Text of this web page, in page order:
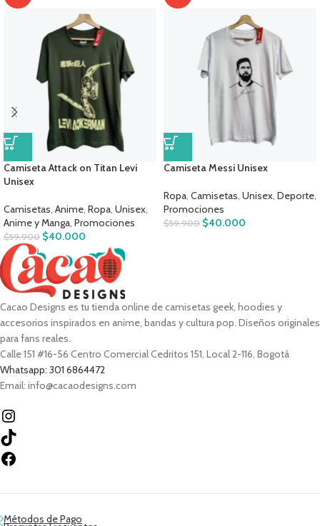
Camiseta Attack on Titan Levi
Unisex
Camisetas, Anime, Ropa, Unisex,
Anime y Manga, Promociones
$59.900 $40.000
Camiseta Messi Unisex
Ropa, Camisetas, Unisex, Deporte,
Promociones
$59.900 $40.000
Cacao Designs es tu tienda online de camisetas geek, hoodies y
accesorios inspirados en anime, bandas y cultura pop. Diseños originales
para fans reales.
Calle 151 #16-56 Centro Comercial Cedritos 151, Local 2-116, Bogotá
Whatsapp: 301 6864472
Email: info@cacaodesigns.com
Métodos de Pago